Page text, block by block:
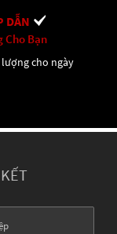
DẪN
Cho Bạn
cho ngày